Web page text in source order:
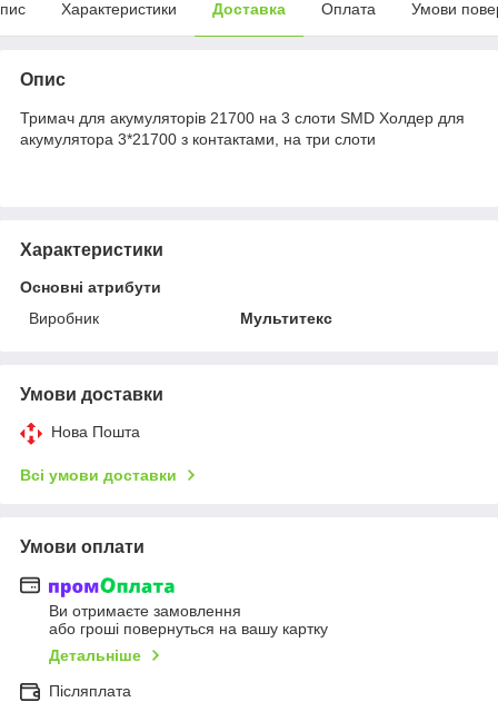
Характеристики Доставка Оплата Умови
Опис
Тримач для акумуляторів 21700 на 3 слоти SMD Холдер для
акумулятора 3*21700 з контактами, на три слоти
Характеристики
Основні атрибути
Виробник
Мультитекс
Умови доставки
Нова Пошта
Всі умови доставки
Умови оплати
Ви отримаєте замовлення
або гроші повернуться на вашу картку
Детальніше
Післяплата